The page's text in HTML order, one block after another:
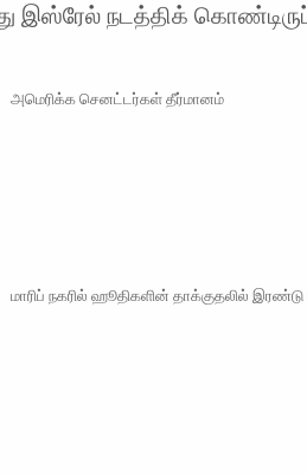
இஸ்ரேல் நடத்திக்
அமெரிக்க செனட்டர்கள் தீர்மானம்
மாரிப் நகரில் ஹூதிகளின் தாக்குதலில்